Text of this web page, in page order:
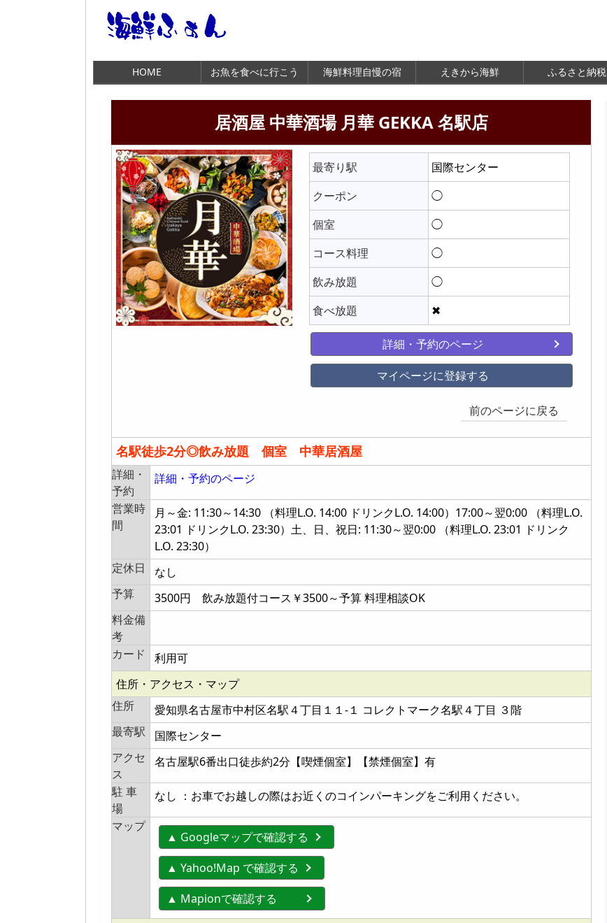
HOME お魚を食べに行こう 海鮮料理自慢の宿 えきから海鮮 ふるさと納税
居酒屋 中華酒場 月華 GEKKA 名駅店
最寄り駅
国際センター
クーポン
◯
個室
◯
コース料理
◯
飲み放題
◯
食べ放題
✖
詳細・予約のページ
マイページに登録する
前のページに戻る
名駅徒歩2分◎飲み放題 個室 中華居酒屋
詳細・
予約
詳細・予約のページ
営業時
間
月～金: 11:30～14:30 （料理L.O. 14:00 ドリンクL.O. 14:00）17:00～翌0:00 （料理L.O.
23:01 ドリンクL.O. 23:30）土、日、祝日: 11:30～翌0:00 （料理L.O. 23:01 ドリンク
L.O. 23:30）
定休日
なし
予算
3500円 飲み放題付コース￥3500～予算 料理相談OK
料金備
考
カード
利用可
住所・アクセス・マップ
住所
愛知県名古屋市中村区名駅４丁目１１-１ コレクトマーク名駅４丁目 ３階
最寄駅
国際センター
アクセ
ス
名古屋駅6番出口徒歩約2分【喫煙個室】【禁煙個室】有
駐 車
場
なし ：お車でお越しの際はお近くのコインパーキングをご利用ください。
マップ
▲ Googleマップで確認する
▲ Yahoo!Map で確認する
▲ Mapionで確認する